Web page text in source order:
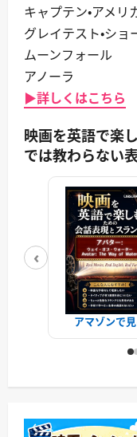
キャプテン・アメリ
グレイテスト・ショ
ムーンフォール
アノーラ
▶詳しくはこちら
映画を英語で楽
では教わらない
‹
アマゾンで